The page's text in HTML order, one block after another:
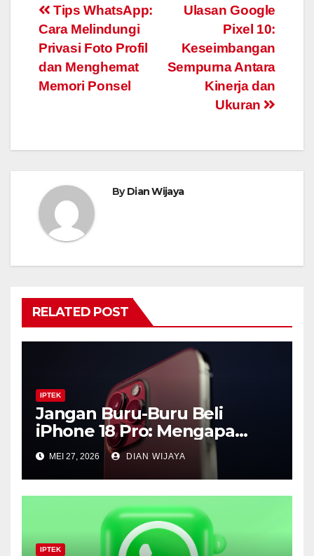
Navigasi
pos
Ulasan Google
Pixel 10:
Keseimbangan
Sempurna Antara
Kinerja dan
Ukuran
Tips WhatsApp:
Cara Melindungi
Privasi Foto Profil
dan Menghemat
Memori Ponsel
ByDian Wijaya
RELATED POST
IPTEK
Jangan Buru-Buru Beli
iPhone 18 Pro: Mengapa
Lompatan Besar Apple
Justru Ada di Tahun 2027
MEI 27, 2026 DIAN WIJAYA
IPTEK